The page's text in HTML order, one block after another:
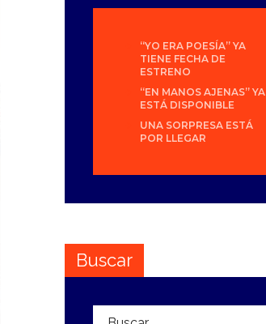
“YO ERA POESÍA” YA
TIENE FECHA DE
ESTRENO
“EN MANOS AJENAS” YA
ESTÁ DISPONIBLE
UNA SORPRESA ESTÁ
POR LLEGAR
Buscar
Buscar: